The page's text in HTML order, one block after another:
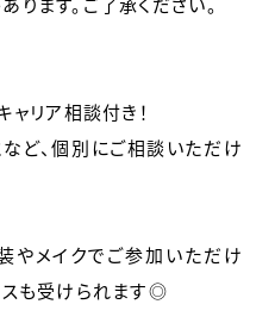
ます。ご了承ください。
リア相談付き！
ど、個別にご相談いただけ
やメイクでご参加いただけ
スも受けられます◎